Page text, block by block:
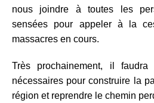
nous joindre à toutes les
sensées pour appeler à la
massacres en cours.
Très prochainement, il
nécessaires pour construire la
région et reprendre le chemin